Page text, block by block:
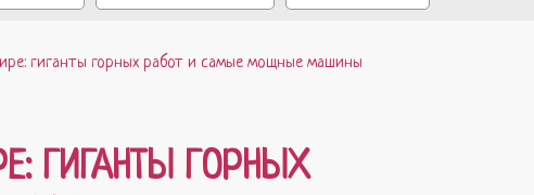
гиганты горных работ и самые мощные машины
ГИГАНТЫ ГОРНЫХ